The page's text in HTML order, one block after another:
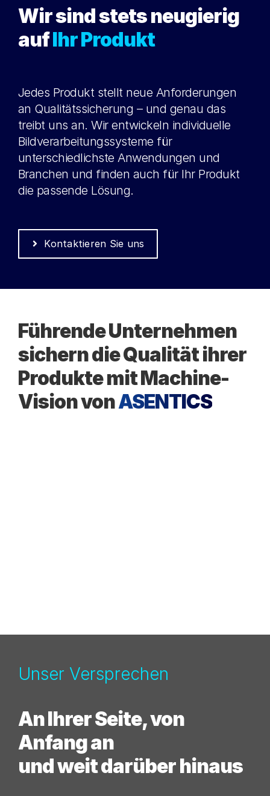
Wir sind stets neugierig
aufIhr Produkt
Jedes Produkt stellt neue Anforderungen
an Qualitätssicherung – und genau das
treibt uns an. Wir entwickeln individuelle
Bildverarbeitungssysteme für
unterschiedlichste Anwendungen und
Branchen und finden auch für Ihr Produkt
die passende Lösung.
Kontaktieren Sie uns
Führende Unternehmen
sichern die Qualität ihrer
Produkte mit Machine-
Vision vonASENTICS
Unser Versprechen
An Ihrer Seite, von
Anfang an
und weit darüber hinaus